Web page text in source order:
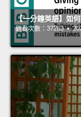
【一分鐘英語】如
觀看次數：37263 •